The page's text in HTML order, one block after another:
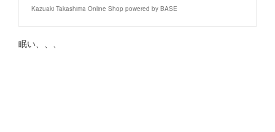
Kazuaki Takashima Online Shop powered by BASE
眠い、、、